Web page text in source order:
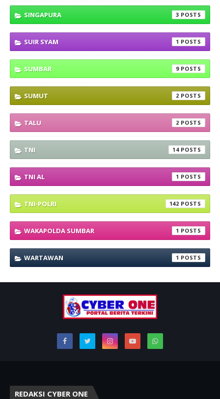
SINGAPURA 3
SUIR SYAM 1
SUMBAR 9
SUMUT 2
TALU 2
TNI 14
TNI AL 1
TNI-POLRI 142
WAKAPOLDA SUMBAR 1
WARTAWAN 1
REDAKSI CYBER ONE